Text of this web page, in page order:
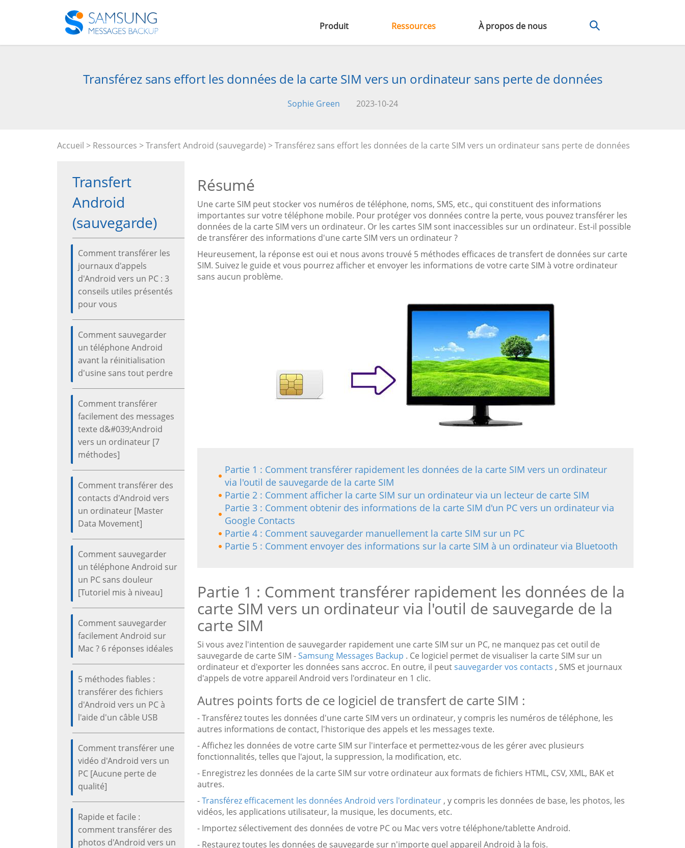
Produit Ressources À propos de nous
Transférez sans effort les données de la carte SIM vers un ordinateur sans perte de données
Sophie Green 2023-10-24
Accueil > Ressources >Transfert Android (sauvegarde) > Transférez sans effort les données de la carte SIM vers un ordinateur sans perte de données
Transfert
Android
(sauvegarde)
Comment transférer les
journaux d'appels
d'Android vers un PC : 3
conseils utiles présentés
pour vous
Comment sauvegarder
un téléphone Android
avant la réinitialisation
d'usine sans tout perdre
Comment transférer
facilement des messages
texte d&#039;Android
vers un ordinateur [7
méthodes]
Comment transférer des
contacts d'Android vers
un ordinateur [Master
Data Movement]
Comment sauvegarder
un téléphone Android sur
un PC sans douleur
[Tutoriel mis à niveau]
Comment sauvegarder
facilement Android sur
Mac ? 6 réponses idéales
5 méthodes fiables :
transférer des fichiers
d'Android vers un PC à
l'aide d'un câble USB
Comment transférer une
vidéo d'Android vers un
PC [Aucune perte de
qualité]
Rapide et facile :
comment transférer des
photos d'Android vers un
Résumé
Une carte SIM peut stocker vos numéros de téléphone, noms, SMS, etc., qui constituent des informations
importantes sur votre téléphone mobile. Pour protéger vos données contre la perte, vous pouvez transférer les
données de la carte SIM vers un ordinateur. Or les cartes SIM sont inaccessibles sur un ordinateur. Est-il possible
de transférer des informations d'une carte SIM vers un ordinateur ?
Heureusement, la réponse est oui et nous avons trouvé 5 méthodes efficaces de transfert de données sur carte
SIM. Suivez le guide et vous pourrez afficher et envoyer les informations de votre carte SIM à votre ordinateur
sans aucun problème.
Partie 1 : Comment transférer rapidement les données de la carte SIM vers un ordinateur
via l'outil de sauvegarde de la carte SIM
Partie 2 : Comment afficher la carte SIM sur un ordinateur via un lecteur de carte SIM
Partie 3 : Comment obtenir des informations de la carte SIM d'un PC vers un ordinateur via
Google Contacts
Partie 4 : Comment sauvegarder manuellement la carte SIM sur un PC
Partie 5 : Comment envoyer des informations sur la carte SIM à un ordinateur via Bluetooth
Partie 1 : Comment transférer rapidement les données de la
carte SIM vers un ordinateur via l'outil de sauvegarde de la
carte SIM
Si vous avez l'intention de sauvegarder rapidement une carte SIM sur un PC, ne manquez pas cet outil de
sauvegarde de carte SIM -Samsung Messages Backup . Ce logiciel permet de visualiser la carte SIM sur un
ordinateur et d'exporter les données sans accroc. En outre, il peutsauvegarder vos contacts , SMS et journaux
d'appels de votre appareil Android vers l'ordinateur en 1 clic.
Autres points forts de ce logiciel de transfert de carte SIM :
- Transférez toutes les données d'une carte SIM vers un ordinateur, y compris les numéros de téléphone, les
autres informations de contact, l'historique des appels et les messages texte.
- Affichez les données de votre carte SIM sur l'interface et permettez-vous de les gérer avec plusieurs
fonctionnalités, telles que l'ajout, la suppression, la modification, etc.
- Enregistrez les données de la carte SIM sur votre ordinateur aux formats de fichiers HTML, CSV, XML, BAK et
autres.
-Transférez efficacement les données Android vers l'ordinateur , y compris les données de base, les photos, les
vidéos, les applications utilisateur, la musique, les documents, etc.
- Importez sélectivement des données de votre PC ou Mac vers votre téléphone/tablette Android.
- Restaurez toutes les données de sauvegarde sur n'importe quel appareil Android à la fois.